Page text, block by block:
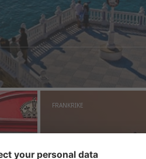
FRANKRIKE